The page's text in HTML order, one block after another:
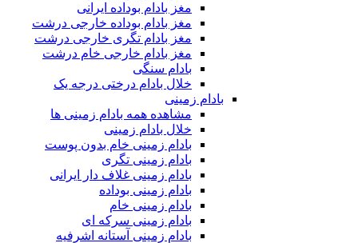
مغز بادام بوداده ایرانی
مغز بادام بوداده خارجی درشت
مغز بادام تگری خارجی درشت
مغز بادام خارجی خام درشت
بادام سنگی
خلال بادام درختی درجه یک
بادام زمینی
مشاهده همه بادام زمینی ها
خلال بادام زمینی
بادام زمینی خام بدون پوست
بادام زمینی تگری
بادام زمینی غلاف دار ایرانی
بادام زمینی بوداده
بادام زمینی خام
بادام زمینی سرکه ای
بادام زمینی آستانه اشرفیه